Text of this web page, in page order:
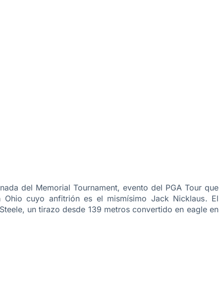
del Memorial Tournament, evento del PGA Tour que
Ohiocuyo anfitrión es el mismísimo Jack Nicklaus. El
un tirazo desde 139 metros convertido en eagle en